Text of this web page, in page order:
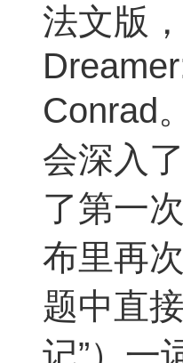
法文版
Conrad
会深入
了第一
布里再
题中直
记”）一